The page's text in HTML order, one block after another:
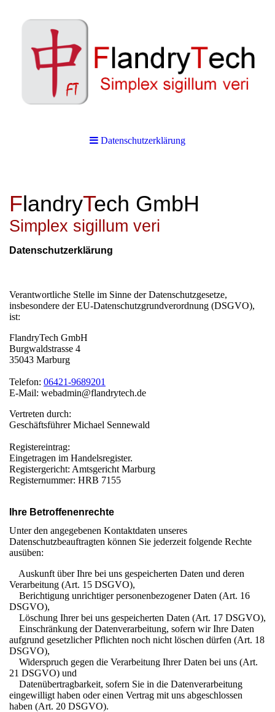
Datenschutzerklärung
F landryTech GmbH
Simplex sigillum veri
Datenschutzerklärung
Verantwortliche Stelle im Sinne der Datenschutzgesetze,
insbesondere der EU-Datenschutzgrundverordnung (DSGVO),
ist:
FlandryTech GmbH
Burgwaldstrasse 4
35043 Marburg
Telefon: 06421-9689201
E-Mail: webadmin@flandrytech.de
Vertreten durch:
Geschäftsführer Michael Sennewald
Registereintrag:
Eingetragen im Handelsregister.
Registergericht: Amtsgericht Marburg
Registernummer: HRB 7155
Ihre Betroffenenrechte
Unter den angegebenen Kontaktdaten unseres
Datenschutzbeauftragten können Sie jederzeit folgende Rechte
ausüben:
Auskunft über Ihre bei uns gespeicherten Daten und deren
Verarbeitung (Art. 15 DSGVO),
Berichtigung unrichtiger personenbezogener Daten (Art. 16
DSGVO),
Löschung Ihrer bei uns gespeicherten Daten (Art. 17 DSGVO),
Einschränkung der Datenverarbeitung, sofern wir Ihre Daten
aufgrund gesetzlicher Pflichten noch nicht löschen dürfen (Art. 18
DSGVO),
Widerspruch gegen die Verarbeitung Ihrer Daten bei uns (Art.
21 DSGVO) und
Datenübertragbarkeit, sofern Sie in die Datenverarbeitung
eingewilligt haben oder einen Vertrag mit uns abgeschlossen
haben (Art. 20 DSGVO).